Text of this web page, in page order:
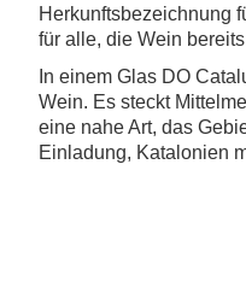
Herkunftsbezeichnung
für alle, die Wein
In einem Glas DO
Wein. Es steckt
eine nahe Art, das
Einladung, Katalonien